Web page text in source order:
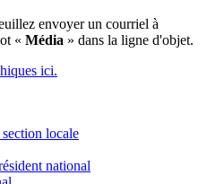
envoyer un courriel à
« Média » dans la ligne d'objet.
ici.
locale
national